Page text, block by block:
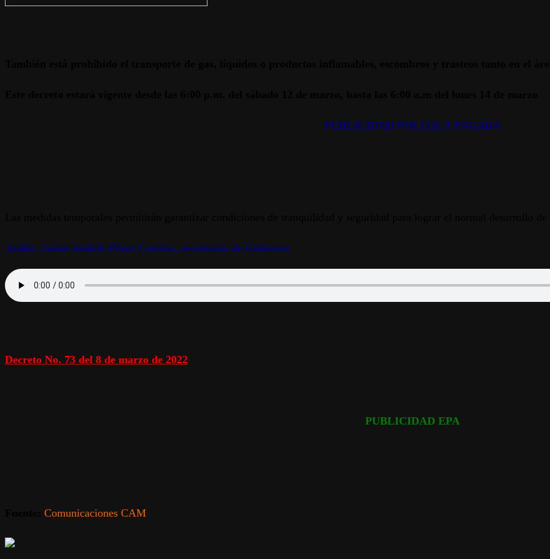
PUBLICIDAD POLÍTICA PAGADA
Audio: Jaime Andrés Pérez Cotrino, secretario de Gobierno
Decreto No. 73 del 8 de marzo de 2022
PUBLICIDAD EPA
Comunicaciones CAM